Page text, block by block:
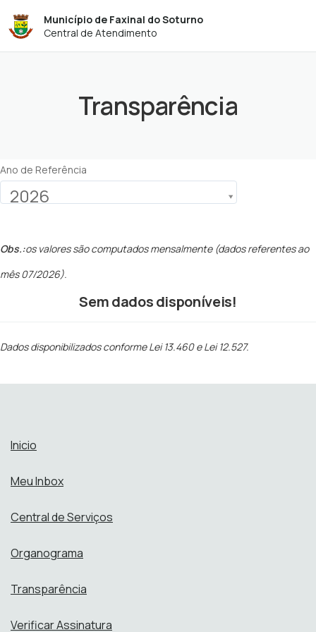
Município de Faxinal do Soturno
Central de Atendimento
Transparência
Ano de Referência
2026
Obs.:os valores são computados mensalmente (dados referentes ao
mês 07/2026).
Sem dados disponíveis!
Dados disponibilizados conforme Lei 13.460 e Lei 12.527.
Inicio
Meu Inbox
Central de Serviços
Organograma
Transparência
Verificar Assinatura